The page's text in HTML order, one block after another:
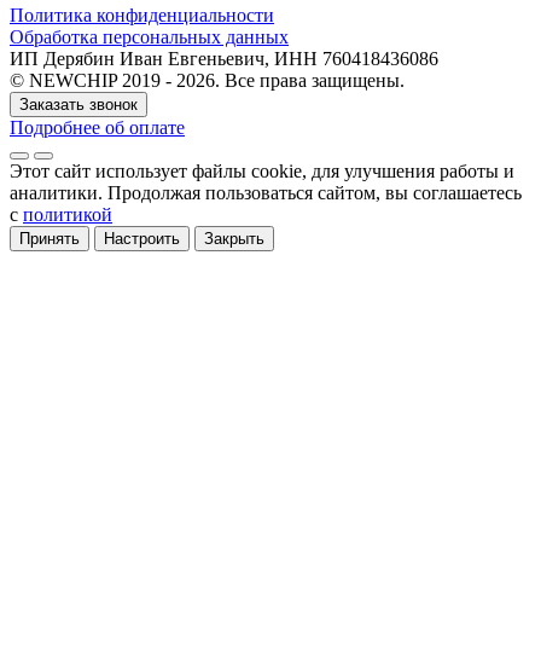
Политика конфиденциальности
Обработка персональных данных
ИП Дерябин Иван Евгеньевич, ИНН 760418436086
© NEWCHIP 2019 - 2026. Все права защищены.
Заказать звонок
Подробнее об оплате
Этот сайт использует файлы cookie, для улучшения работы и
аналитики. Продолжая пользоваться сайтом, вы соглашаетесь
с политикой
Принять Настроить Закрыть